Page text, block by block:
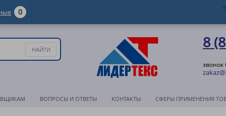
8
звонок
ВОПРОСЫ И ОТВЕТЫ КОНТАКТЫ СФЕРЫ ПРИМЕНЕНИЯ
0